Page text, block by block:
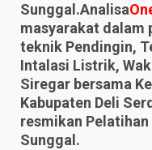
Sunggal.Analisa
masyarakat dalam
teknik Pendingin,
Intalasi Listrik,
Siregar bersama
Kabupaten Deli
resmikan
Sunggal.